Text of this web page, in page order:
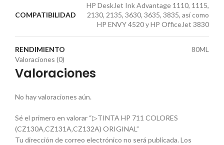
COMPATIBILIDAD
HP DeskJet Ink Advantage 1110, 1115,
2130, 2135, 3630, 3635, 3835, así como
HP ENVY 4520 y HP OfficeJet 3830
RENDIMIENTO
80ML
Valoraciones (0)
Valoraciones
No hay valoraciones aún.
Sé el primero en valorar “▷TINTA HP 711 COLORES
(CZ130A,CZ131A,CZ132A) ORIGINAL”
Tu dirección de correo electrónico no será publicada.Los